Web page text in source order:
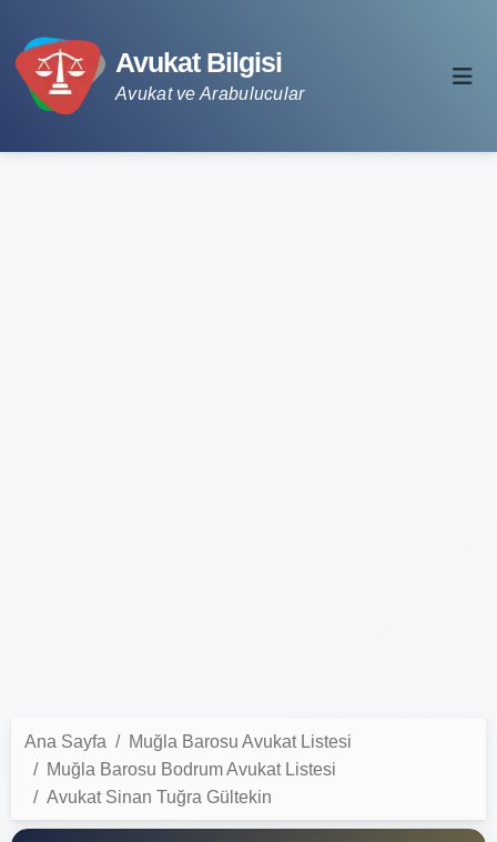
Avukat Bilgisi
Avukat ve Arabulucular
Ana Sayfa
Muğla Barosu Avukat Listesi
Muğla Barosu Bodrum Avukat Listesi
Avukat Sinan Tuğra Gültekin